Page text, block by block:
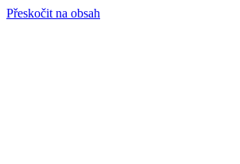
Přeskočit na obsah